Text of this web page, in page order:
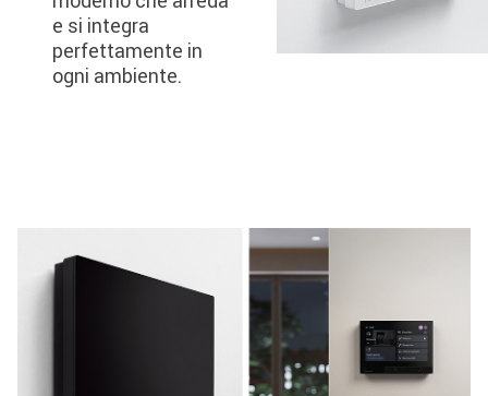
e si integra
perfettamente in
ogni ambiente.